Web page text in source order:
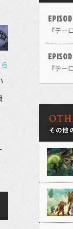
『テー
『テー
その他